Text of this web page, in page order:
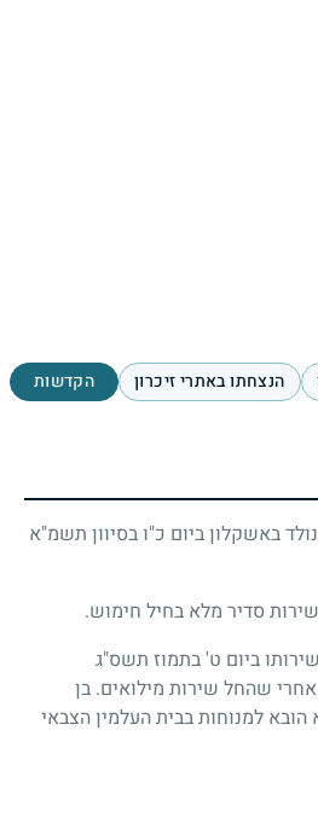
הנצחתו באתרי זיכרון הקדשות
באשקלון ביום כ"ו בסיוון תשמ"א
סדיר מלא בחיל חימוש.
ביום ט' בתמוז תשס"ג
שהחל שירות מילואים. בן
למנוחות בבית העלמין הצבאי